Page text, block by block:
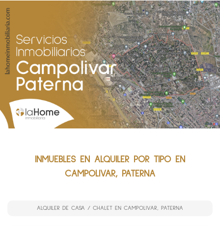
INMUEBLES EN ALQUILER POR TIPO EN
CAMPOLIVAR, PATERNA
ALQUILER DE CASA / CHALET EN CAMPOLIVAR, PATERNA